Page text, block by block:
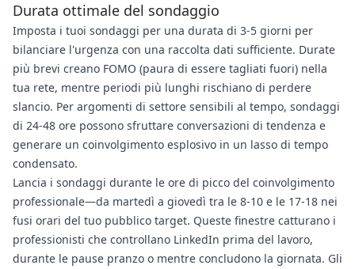
Durata ottimale del sondaggio
Imposta i tuoi sondaggi per una durata di 3-5 giorni per
bilanciare l'urgenza con una raccolta dati sufficiente. Durate
più brevi creano FOMO (paura di essere tagliati fuori) nella
tua rete, mentre periodi più lunghi rischiano di perdere
slancio. Per argomenti di settore sensibili al tempo, sondaggi
di 24-48 ore possono sfruttare conversazioni di tendenza e
generare un coinvolgimento esplosivo in un lasso di tempo
condensato.
Lancia i sondaggi durante le ore di picco del coinvolgimento
professionale—da martedì a giovedì tra le 8-10 e le 17-18 nei
fusi orari del tuo pubblico target. Queste finestre catturano i
professionisti che controllano LinkedIn prima del lavoro,
durante le pause pranzo o mentre concludono la giornata. Gli